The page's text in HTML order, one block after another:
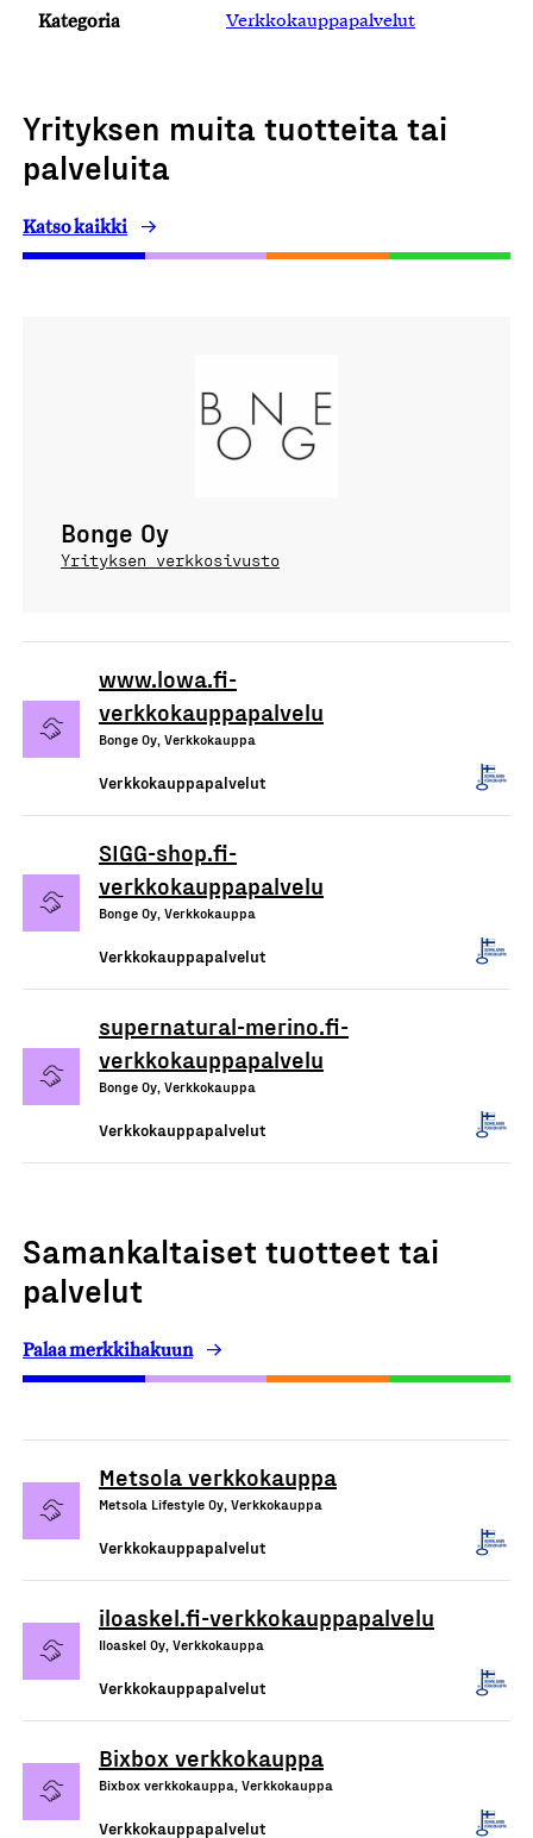
Kategoria Verkkokauppapalvelut
Yrityksen muita tuotteita tai
palveluita
Katso kaikki
Bonge Oy
Yrityksen verkkosivusto
www.lowa.fi-
verkkokauppapalvelu
Bonge Oy, Verkkokauppa
Verkkokauppapalvelut
SIGG-shop.fi-
verkkokauppapalvelu
Bonge Oy, Verkkokauppa
Verkkokauppapalvelut
supernatural-merino.fi-
verkkokauppapalvelu
Bonge Oy, Verkkokauppa
Verkkokauppapalvelut
Samankaltaiset tuotteet tai
palvelut
Palaa merkkihakuun
Metsola verkkokauppa
Metsola Lifestyle Oy, Verkkokauppa
Verkkokauppapalvelut
iloaskel.fi-verkkokauppapalvelu
Iloaskel Oy, Verkkokauppa
Verkkokauppapalvelut
Bixbox verkkokauppa
Bixbox verkkokauppa, Verkkokauppa
Verkkokauppapalvelut